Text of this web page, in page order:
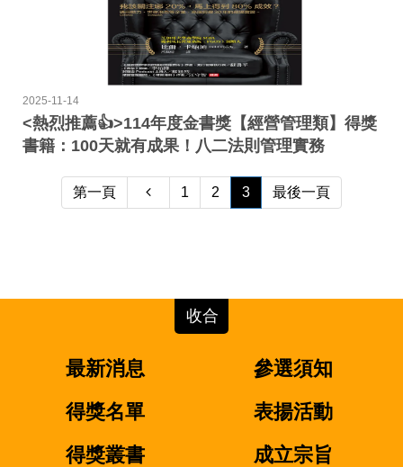
2025-11-14
<熱烈推薦👍>114年度金書獎【經營管理類】得獎
書籍：100天就有成果！八二法則管理實務
第一頁 1 2 3 最後一頁
最新消息
參選須知
得獎名單
表揚活動
得獎叢書
成立宗旨